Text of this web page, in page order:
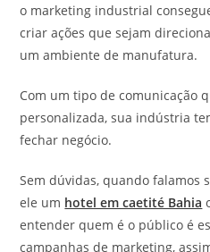
o marketing industrial
criar ações que sejam
um ambiente de manufatura.
Com um tipo de comunicação
personalizada, sua indústria
fechar negócio.
Sem dúvidas, quando falamos
ele um hotel em caetité Bahia
entender quem é o público é
campanhas de marketing,